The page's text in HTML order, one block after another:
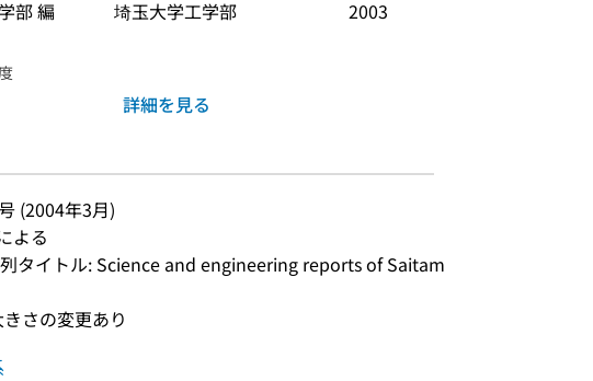
部 編 埼玉大学工学部 2003
詳細を見る
(2004年3月)
よる
タイトル: Science and engineering reports of Saitam
さの変更あり